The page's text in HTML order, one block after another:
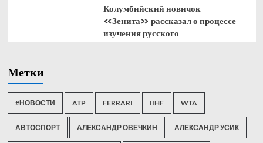
Колумбийский новичок
«Зенита» рассказал о процессе
изучения русского
Метки
#НОВОСТИ ATP FERRARI IIHF WTA
АВТОСПОРТ АЛЕКСАНДР ОВЕЧКИН АЛЕКСАНДР УСИК